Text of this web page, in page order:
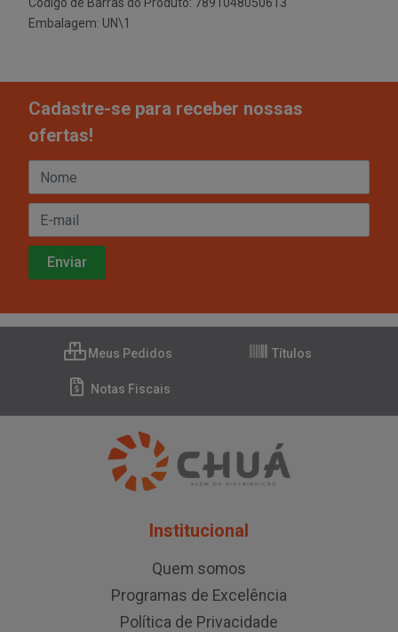
Embalagem: UN\1
Cadastre-se para receber nossas
ofertas!
Meus Pedidos Títulos
Notas Fiscais
Institucional
Quem somos
Programas de Excelência
Política de Privacidade